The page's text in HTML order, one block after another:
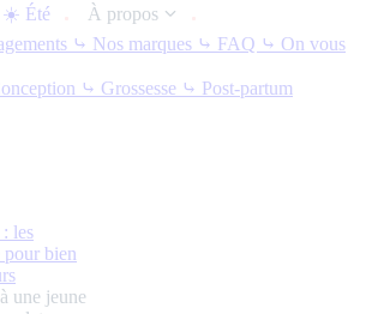
☀️ Été
À propos
⤷ Nos marques ⤷ FAQ ⤷ On vous
⤷ Grossesse ⤷ Post-partum
: les
pour bien